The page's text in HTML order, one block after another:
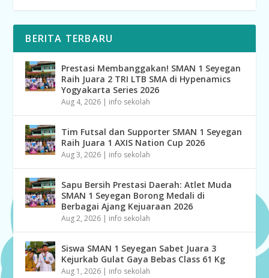
BERITA TERBARU
Prestasi Membanggakan! SMAN 1 Seyegan
Raih Juara 2 TRI LTB SMA di Hypenamics
Yogyakarta Series 2026
Aug 4, 2026 | info sekolah
Tim Futsal dan Supporter SMAN 1 Seyegan
Raih Juara 1 AXIS Nation Cup 2026
Aug 3, 2026 | info sekolah
Sapu Bersih Prestasi Daerah: Atlet Muda
SMAN 1 Seyegan Borong Medali di
Berbagai Ajang Kejuaraan 2026
Aug 2, 2026 | info sekolah
Siswa SMAN 1 Seyegan Sabet Juara 3
Kejurkab Gulat Gaya Bebas Class 61 Kg
Aug 1, 2026 | info sekolah